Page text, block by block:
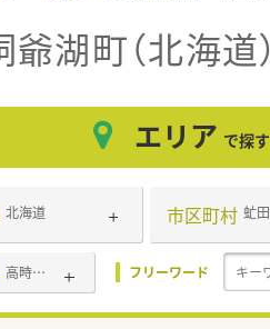
湖町（北海
エリア で探す
北海道 市区町村 虻
高時給(2,500円以上) フリーワード